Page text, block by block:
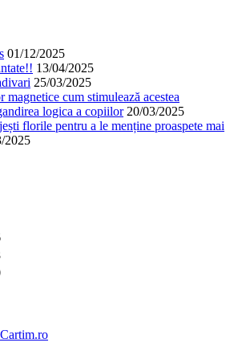
01/12/2025
13/04/2025
25/03/2025
cum stimulează acestea
logica a copiilor 20/03/2025
florile pentru a le menține proaspete mai
2025